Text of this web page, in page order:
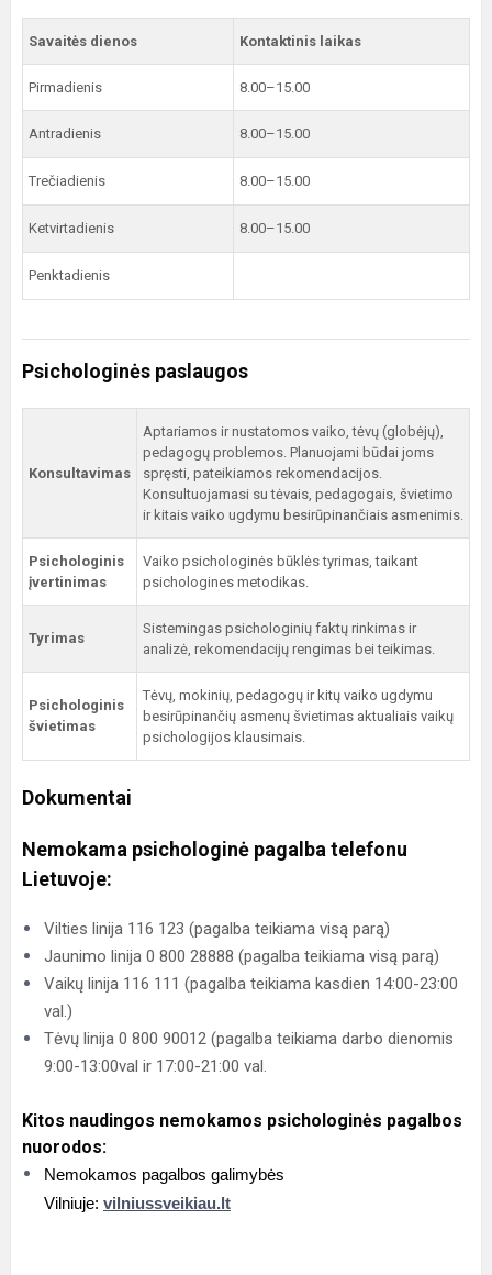
Savaitės dienos Kontaktinis laikas
Pirmadienis 8.00–15.00
Antradienis 8.00–15.00
Trečiadienis 8.00–15.00
Ketvirtadienis 8.00–15.00
Penktadienis
Psichologinės paslaugos
Konsultavimas
Aptariamos ir nustatomos vaiko, tėvų (globėjų),
pedagogų problemos. Planuojami būdai joms
spręsti, pateikiamos rekomendacijos.
Konsultuojamasi su tėvais, pedagogais, švietimo
ir kitais vaiko ugdymu besirūpinančiais asmenimis.
Psichologinis
įvertinimas
Vaiko psichologinės būklės tyrimas, taikant
psichologines metodikas.
Tyrimas
Sistemingas psichologinių faktų rinkimas ir
analizė, rekomendacijų rengimas bei teikimas.
Psichologinis
švietimas
Tėvų, mokinių, pedagogų ir kitų vaiko ugdymu
besirūpinančių asmenų švietimas aktualiais vaikų
psichologijos klausimais.
Dokumentai
Nemokama psichologinė pagalba telefonu
Lietuvoje:
Vilties linija 116 123 (pagalba teikiama visą parą)
Jaunimo linija 0 800 28888 (pagalba teikiama visą parą)
Vaikų linija 116 111 (pagalba teikiama kasdien 14:00-23:00
val.)
Tėvų linija 0 800 90012 (pagalba teikiama darbo dienomis
9:00-13:00val ir 17:00-21:00 val.
Kitos naudingos nemokamos psichologinės pagalbos
nuorodos:
Nemokamos pagalbos galimybės
Vilniuje: vilniussveikiau.lt